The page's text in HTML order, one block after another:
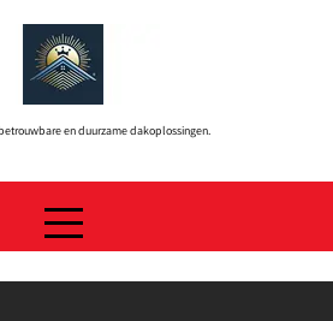
en duurzame dakoplossingen.